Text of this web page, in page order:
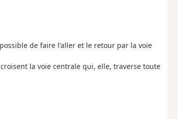
de faire l'aller et le retour par la voie
la voie centrale qui, elle, traverse toute